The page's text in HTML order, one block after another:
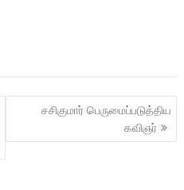
சசிகுமார் பெருமைப்படுத்திய
கவிஞர்